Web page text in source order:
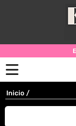
Inicio /